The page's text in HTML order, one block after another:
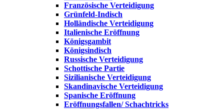
Französische Verteidigung
Grünfeld-Indisch
Holländische Verteidigung
Italienische Eröffnung
Königsgambit
Königsindisch
Russische Verteidigung
Schottische Partie
Sizilianische Verteidigung
Skandinavische Verteidigung
Spanische Eröffnung
Eröffnungsfallen/ Schachtricks